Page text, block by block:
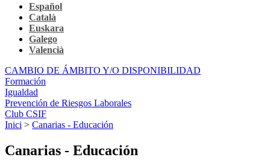
Español
Català
Euskara
Galego
Valencià
CAMBIO DE ÁMBITO Y/O DISPONIBILIDAD
Formación
Igualdad
Prevención de Riesgos Laborales
Club CSIF
Inici > Canarias - Educación
Canarias - Educación